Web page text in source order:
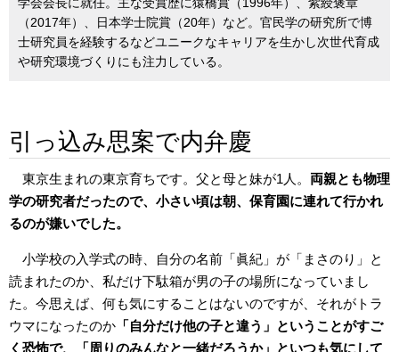
学会会長に就任。主な受賞歴に猿橋賞（1996年）、紫綬褒章
（2017年）、日本学士院賞（20年）など。官民学の研究所で博
士研究員を経験するなどユニークなキャリアを生かし次世代育成
や研究環境づくりにも注力している。
引っ込み思案で内弁慶
東京生まれの東京育ちです。父と母と妹が1人。 両親とも物理
学の研究者だったので、小さい頃は朝、保育園に連れて行かれ
るのが嫌いでした。
小学校の入学式の時、自分の名前「眞紀」が「まさのり」と
読まれたのか、私だけ下駄箱が男の子の場所になっていまし
た。今思えば、何も気にすることはないのですが、それがトラ
ウマになったのか 「自分だけ他の子と違う」ということがすご
く恐怖で、「周りのみんなと一緒だろうか」といつも気にして